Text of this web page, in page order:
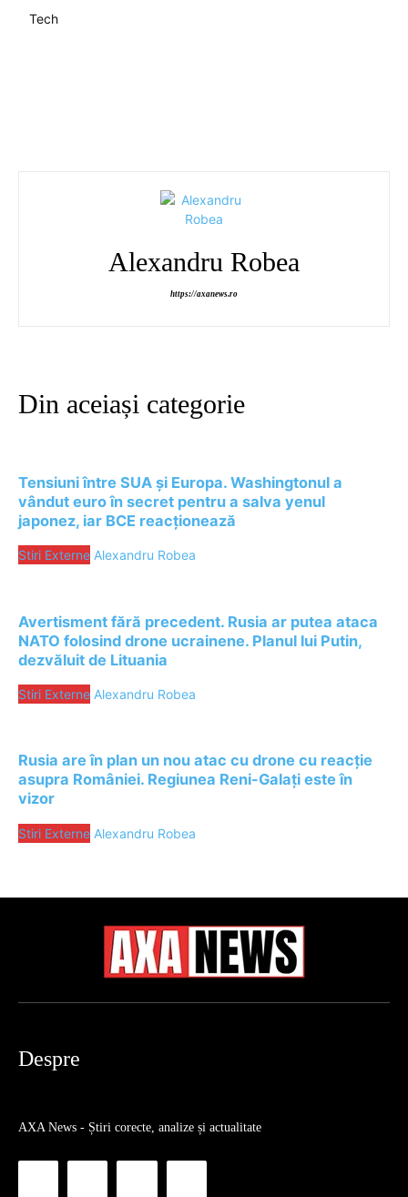
Tech
Alexandru Robea
https://axanews.ro
Din aceiași categorie
Tensiuni între SUA și Europa. Washingtonul a
vândut euro în secret pentru a salva yenul
japonez, iar BCE reacționează
Stiri Externe Alexandru Robea
Avertisment fără precedent. Rusia ar putea ataca
NATO folosind drone ucrainene. Planul lui Putin,
dezvăluit de Lituania
Stiri Externe Alexandru Robea
Rusia are în plan un nou atac cu drone cu reacție
asupra României. Regiunea Reni-Galați este în
vizor
Stiri Externe Alexandru Robea
Despre
AXA News - Știri corecte, analize și actualitate